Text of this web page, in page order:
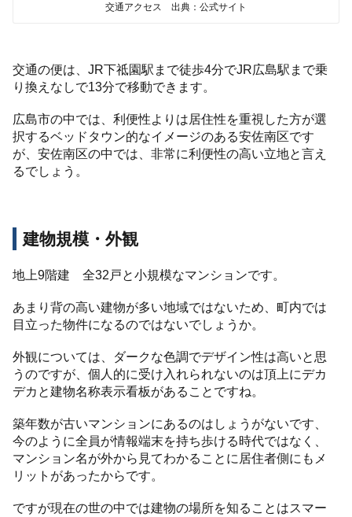
交通アクセス 出典：公式サイト
交通の便は、JR下祗園駅まで徒歩4分でJR広島駅まで乗
り換えなしで13分で移動できます。
広島市の中では、利便性よりは居住性を重視した方が選
択するベッドタウン的なイメージのある安佐南区です
が、安佐南区の中では、非常に利便性の高い立地と言え
るでしょう。
建物規模・外観
地上9階建 全32戸と小規模なマンションです。
あまり背の高い建物が多い地域ではないため、町内では
目立った物件になるのではないでしょうか。
外観については、ダークな色調でデザイン性は高いと思
うのですが、個人的に受け入れられないのは頂上にデカ
デカと建物名称表示看板があることですね。
築年数が古いマンションにあるのはしょうがないです、
今のように全員が情報端末を持ち歩ける時代ではなく、
マンション名が外から見てわかることに居住者側にもメ
リットがあったからです。
ですが現在の世の中では建物の場所を知ることはスマー